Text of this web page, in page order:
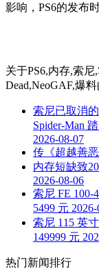
影响，PS6的发布
关于PS6,内存,索尼
Dead,NeoGAF,爆料
索尼已取消
Spider-Man
2026-08-07
传《超越善
内存短缺致
2026-08-06
索尼 FE 100-
5499 元
索尼 115 英
149999 元
热门新闻排行